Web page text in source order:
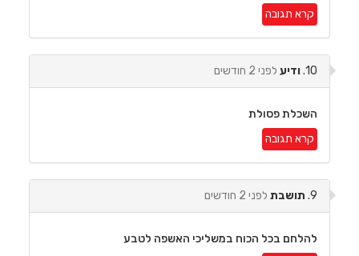
קרא תגובה
10. ודיע לפני 2 חודשים
השכלת פסולת
קרא תגובה
תושבת לפני 2 חודשים
להלחם בכל הכוח במשליכי האשפה לטבע